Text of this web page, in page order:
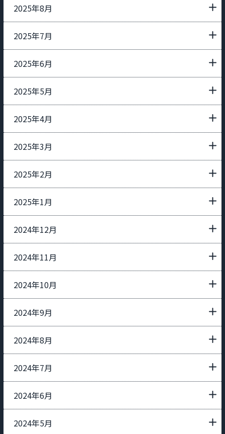
2025年8月
2025年7月
2025年6月
2025年5月
2025年4月
2025年3月
2025年2月
2025年1月
2024年12月
2024年11月
2024年10月
2024年9月
2024年8月
2024年7月
2024年6月
2024年5月